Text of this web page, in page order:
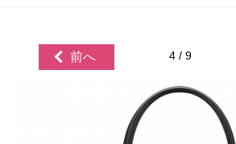
前へ 4 / 9